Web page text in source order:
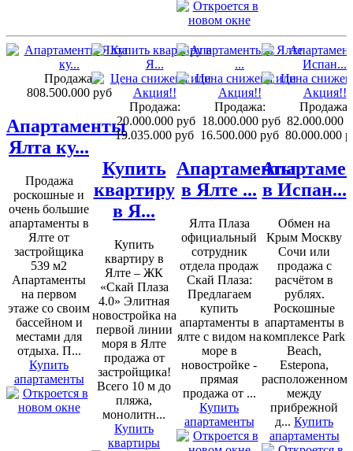
Продажа:
808.500.000 руб
Апартаменты
Ялта ку...
Продажа
роскошные и
очень большие
апартаменты в
Ялте от
застройщика
539 м2
Апартаменты
на первом
этаже со своим
бассейном и
местами для
отдыха. П...
Купить
апартаменты
Продажа:
20.000.000 руб
19.035.000 руб
Купить
квартиру
в Я...
Купить
квартиру в
Ялте – ЖК
«Скай Плаза
4.0» Элитная
новостройка на
первой линии
моря в Ялте
продажа от
застройщика!
Всего 10 м до
пляжа,
монолитн...
Купить
квартиры
Продажа:
18.000.000 руб
16.500.000 руб
Апартаменты
в Ялте ...
Ялта Плаза
официальный
сотрудник
отдела продаж
Скай Плаза:
Предлагаем
купить
апартаменты в
ялте с видом на
море в
новостройке -
прямая
продажа от ...
Купить
апартаменты
Продажа:
82.000.000
80.000.000
в Испан...
Обмен на
Крым Москву
Сочи или
продажа с
расчётом в
рублях.
Роскошные
апартаменты в
комплексе Park
Beach,
Estepona,
расположенном
между
прибрежной
д... Купить
апартаменты